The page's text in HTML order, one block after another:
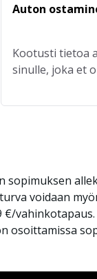
Auton
Kootusti tietoa
sinulle, joka et
sopimuksen
voidaan
osoittamissa